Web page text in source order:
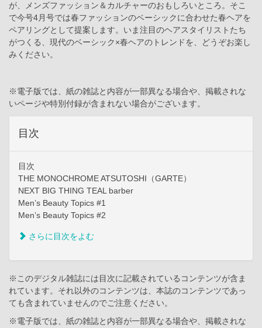
が、メンズファッション＆カルチャーのおもしろいところ。そこ
で今号4月号では春ファッションのベーシックに合わせた春ヘアを
ペアリングとして提案します。いま注目のヘアスタイリストたち
がつくる、現代のベーシック×春ヘアのトレンドを、どうぞお楽し
みください。
※電子版では、紙の雑誌と内容が一部異なる場合や、掲載されな
いページや特別付録が含まれない場合がございます。
目次
目次
THE MONOCHROME ATSUTOSHI（GARTE）
NEXT BIG THING TEAL barber
Men’s Beauty Topics #1
Men’s Beauty Topics #2
さらに目次をよむ
※このデジタル雑誌には目次に記載されているコンテンツが含ま
れています。それ以外のコンテンツは、本誌のコンテンツであっ
ても含まれていませんのでご注意ください。
※電子版では、紙の雑誌と内容が一部異なる場合や、掲載されな